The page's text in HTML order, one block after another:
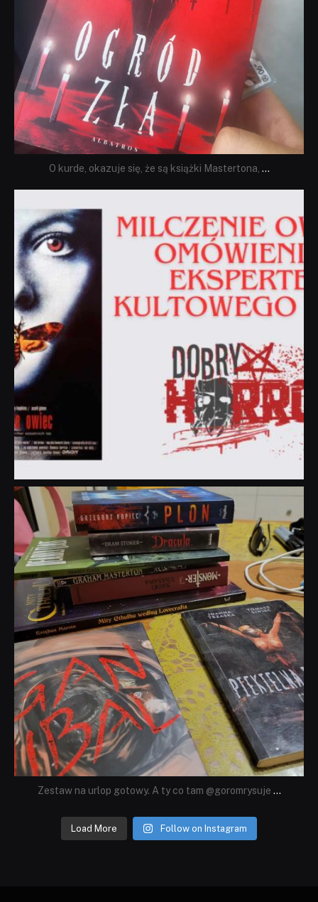
O kurde, okazuje się, że są książki Mastertona, ...
dobryhorror
Lip 31
Zestaw na urlop gotowy. A ty co tam @goromrysuje ...
Load More Follow on Instagram